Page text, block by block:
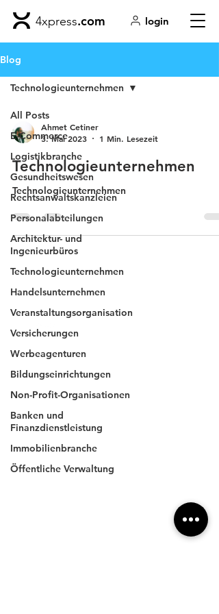
4xpress.com login
Blog
All Posts
E-Commerce
Logistikbranche
Gesundheitswesen
Rechtsanwaltskanzleien
Personalabteilungen
Architektur- und
Ingenieurbüros
Technologieunternehmen
Handelsunternehmen
Veranstaltungsorganisation
Versicherungen
Werbeagenturen
Bildungseinrichtungen
Non-Profit-Organisationen
Banken und
Finanzdienstleistung
Immobilienbranche
Öffentliche Verwaltung
Technologieunternehmen
Ahmet Cetiner
3. Mai 2023
1 Min. Lesezeit
Technologieunternehmen
Technologieunternehmen
4xpress
Unternehmen
Datenschutz
AGBs